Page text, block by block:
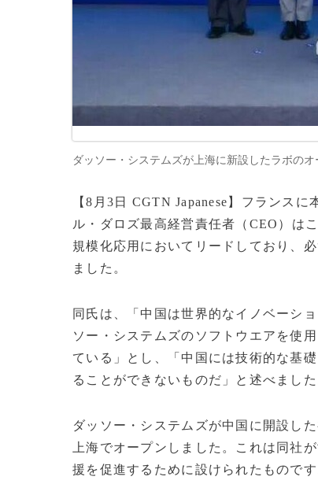
ダッソー・システムズが上海に新設したラボのオ
【8月3日 CGTN Japanese】フランス
ル・ダロズ最高経営責任者（CEO）は
規模化応用においてリードしており、
ました。
同氏は、「中国は世界的なイノベーシ
ソー・システムズのソフトウエアを使
ている」とし、「中国には技術的な基
ることができないものだ」と述べました
ダッソー・システムズが中国に開設し
上海でオープンしました。これは同社
援を促進するために設けられたものです